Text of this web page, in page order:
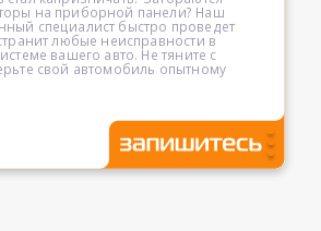
на приборной панели? Наш
специалист быстро проведет
любые неисправности в
вашего авто. Не тяните с
свой автомобиль опытному